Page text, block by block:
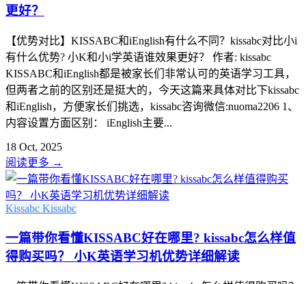
更好？
【优势对比】KISSABC和iEnglish有什么不同？kissabc对比小i
有什么优势? 小K和小i学英语谁效果更好？ 作者: kissabc
KISSABC和iEnglish都是被家长们非常认可的英语学习工具，
但两者之前的区别还是挺大的，今天这篇来具体对比下kissabc
和iEnglish，方便家长们挑选，kissabc咨询微信:nuoma2206 1、
内容设置方面区别： iEnglish主要...
18 Oct, 2025
阅读更多 →
Kissabc Kissabc
一篇带你看懂KISSABC好在哪里? kissabc怎么样值
得购买吗？ 小K英语学习机优势详细解读